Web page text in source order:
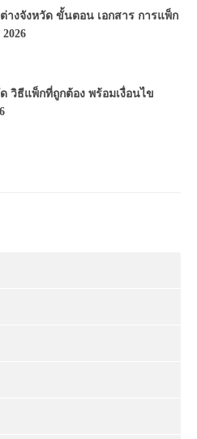
างจังหวัด ขั้นตอน เอกสาร การแพ็ก
วิธีแพ็กที่ถูกต้อง พร้อมเงื่อนไข